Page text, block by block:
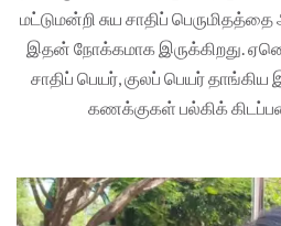
மட்டுமன்றி சுய சாதிப்
இதன் நோக்கமாக இருக்கிறது.
சாதிப் பெயர், குலப் பெயர்
கணக்குகள் பல்கிக்